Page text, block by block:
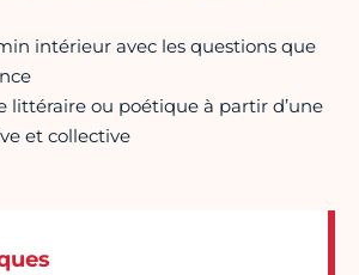
intérieur avec les questions que
littéraire ou poétique à partir d’une
et collective